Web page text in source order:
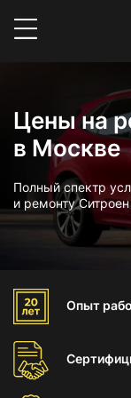
Цены на
в Москве
Полный спектр
и ремонту Ситроен
Опыт